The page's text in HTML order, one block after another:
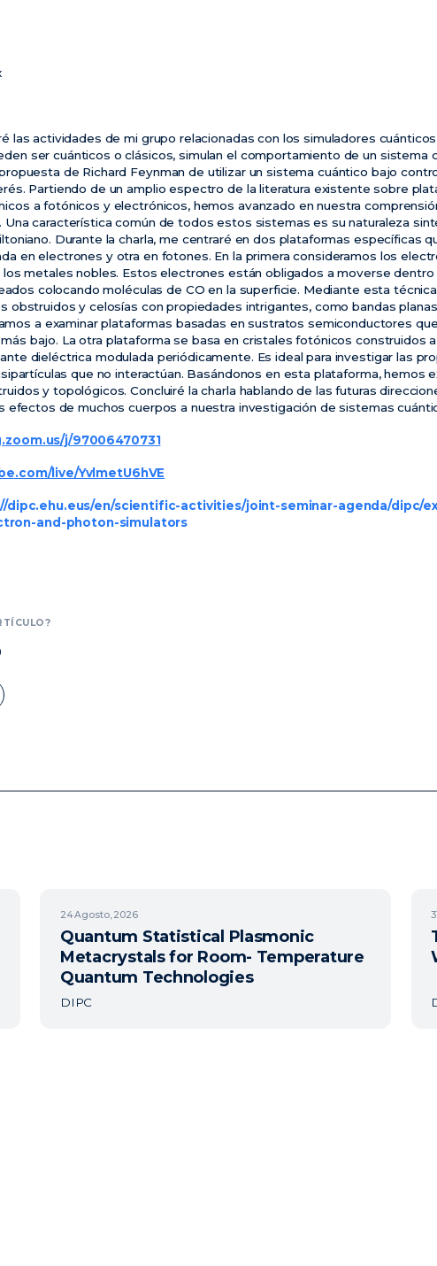
las actividades de mi grupo relacionadas con los simuladores cuánticos
ser cuánticos o clásicos, simulan el comportamiento de un sistema
de Richard Feynman de utilizar un sistema cuántico bajo
Partiendo de un amplio espectro de la literatura existente sobre
a fotónicos y electrónicos, hemos avanzado en nuestra
característica común de todos estos sistemas es su naturaleza
Durante la charla, me centraré en dos plataformas específicas
en electrones y otra en fotones. En la primera consideramos los
metales nobles. Estos electrones están obligados a moverse
colocando moléculas de CO en la superficie. Mediante esta
obstruidos y celosías con propiedades intrigantes, como bandas
a examinar plataformas basadas en sustratos semiconductores
bajo. La otra plataforma se basa en cristales fotónicos construidos
dieléctrica modulada periódicamente. Es ideal para investigar las
que no interactúan. Basándonos en esta plataforma, hemos
y topológicos. Concluiré la charla hablando de las futuras
efectos de muchos cuerpos a nuestra investigación de sistemas
j/97006470731
live/YvlmetU6hVE
dipc.ehu.eus/en/scientific-activities/joint-seminar-agenda/dipc/
and-photon-simulators
24Agosto, 2026
Quantum Statistical Plasmonic
Metacrystals for Room- Temperature
Quantum Technologies
DIPC